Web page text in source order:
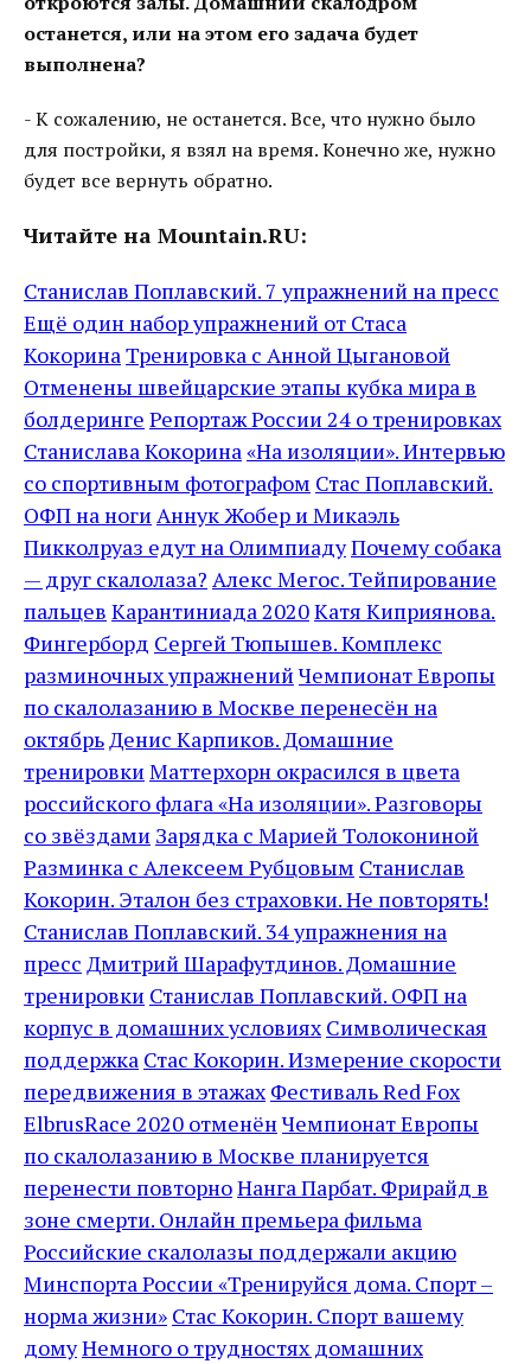
останется, или на этом его задача будет
выполнена?
- К сожалению, не останется. Все, что нужно было
для постройки, я взял на время. Конечно же, нужно
будет все вернуть обратно.
Читайте на Mountain.RU:
Станислав Поплавский. 7 упражнений на пресс
Ещё один набор упражнений от Стаса
КокоринаТренировка с Анной Цыгановой
Отменены швейцарские этапы кубка мира в
болдеринге Репортаж России 24 о тренировках
Станислава Кокорина«На изоляции». Интервью
со спортивным фотографом Стас Поплавский.
ОФП на ногиАннук Жобер и Микаэль
Пикколруаз едут на ОлимпиадуПочему собака
— друг скалолаза? Алекс Мегос. Тейпирование
пальцев Карантиниада 2020Катя Киприянова.
Фингерборд Сергей Тюпышев. Комплекс
разминочных упражненийЧемпионат Европы
по скалолазанию в Москве перенесён на
октябрьДенис Карпиков. Домашние
тренировкиМаттерхорн окрасился в цвета
российского флага«На изоляции». Разговоры
со звёздами Зарядка с Марией Толокониной
Разминка с Алексеем Рубцовым Станислав
Кокорин. Эталон без страховки. Не повторять!
Станислав Поплавский. 34 упражнения на
пресс Дмитрий Шарафутдинов. Домашние
тренировки Станислав Поплавский. ОФП на
корпус в домашних условиях Символическая
поддержка Стас Кокорин. Измерение скорости
передвижения в этажах Фестиваль Red Fox
ElbrusRace 2020 отменёнЧемпионат Европы
по скалолазанию в Москве планируется
перенести повторноНанга Парбат. Фрирайд в
зоне смерти. Онлайн премьера фильма
Российские скалолазы поддержали акцию
Минспорта России «Тренируйся дома. Спорт –
норма жизни» Стас Кокорин. Спорт вашему
домуНемного о трудностях домашних